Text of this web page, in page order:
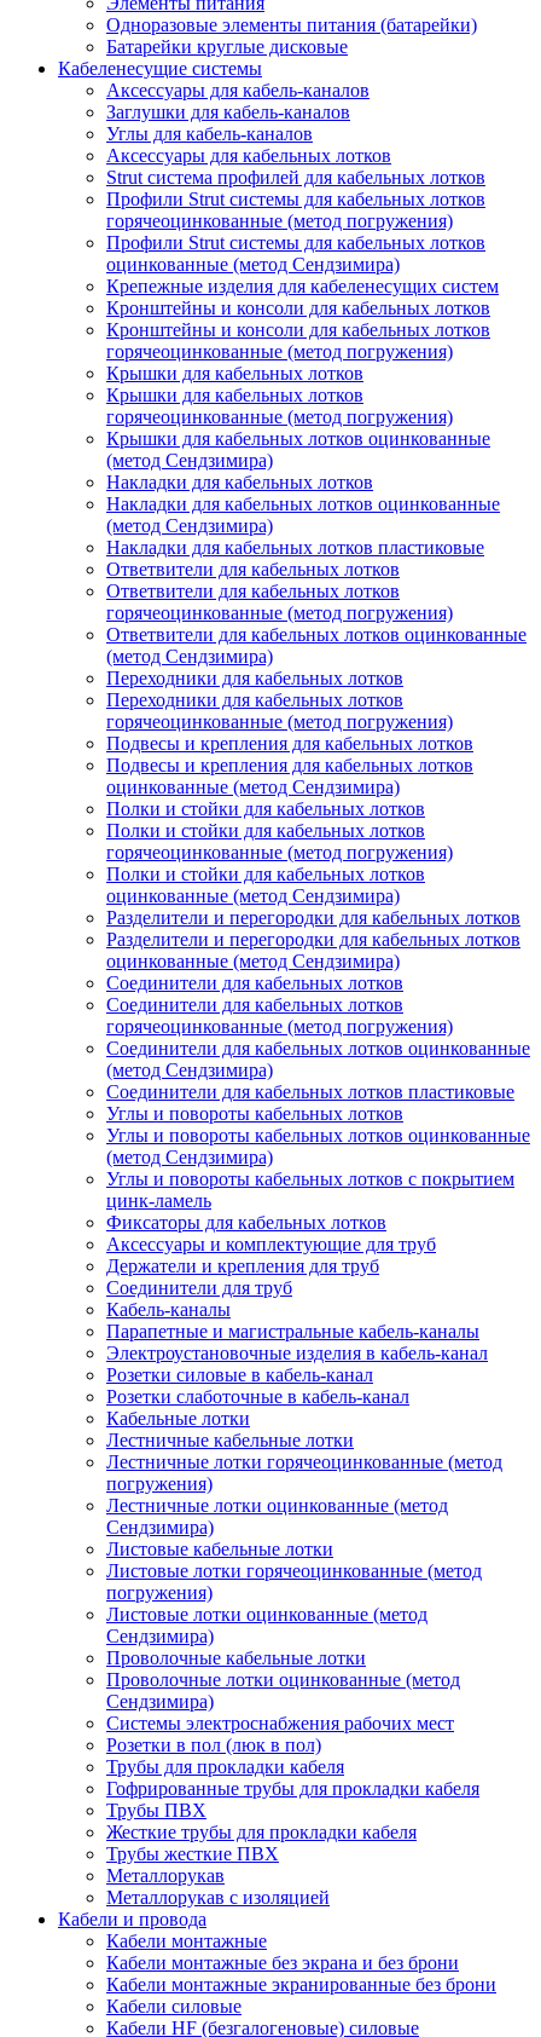
Одноразовые элементы питания (батарейки)
Батарейки круглые дисковые
Кабеленесущие системы
Аксессуары для кабель-каналов
Заглушки для кабель-каналов
Углы для кабель-каналов
Аксессуары для кабельных лотков
Strut система профилей для кабельных лотков
Профили Strut системы для кабельных лотков
горячеоцинкованные (метод погружения)
Профили Strut системы для кабельных лотков
оцинкованные (метод Сендзимира)
Крепежные изделия для кабеленесущих систем
Кронштейны и консоли для кабельных лотков
Кронштейны и консоли для кабельных лотков
горячеоцинкованные (метод погружения)
Крышки для кабельных лотков
Крышки для кабельных лотков
горячеоцинкованные (метод погружения)
Крышки для кабельных лотков оцинкованные
(метод Сендзимира)
Накладки для кабельных лотков
Накладки для кабельных лотков оцинкованные
(метод Сендзимира)
Накладки для кабельных лотков пластиковые
Ответвители для кабельных лотков
Ответвители для кабельных лотков
горячеоцинкованные (метод погружения)
Ответвители для кабельных лотков оцинкованные
(метод Сендзимира)
Переходники для кабельных лотков
Переходники для кабельных лотков
горячеоцинкованные (метод погружения)
Подвесы и крепления для кабельных лотков
Подвесы и крепления для кабельных лотков
оцинкованные (метод Сендзимира)
Полки и стойки для кабельных лотков
Полки и стойки для кабельных лотков
горячеоцинкованные (метод погружения)
Полки и стойки для кабельных лотков
оцинкованные (метод Сендзимира)
Разделители и перегородки для кабельных лотков
Разделители и перегородки для кабельных лотков
оцинкованные (метод Сендзимира)
Соединители для кабельных лотков
Соединители для кабельных лотков
горячеоцинкованные (метод погружения)
Соединители для кабельных лотков оцинкованные
(метод Сендзимира)
Соединители для кабельных лотков пластиковые
Углы и повороты кабельных лотков
Углы и повороты кабельных лотков оцинкованные
(метод Сендзимира)
Углы и повороты кабельных лотков с покрытием
цинк-ламель
Фиксаторы для кабельных лотков
Аксессуары и комплектующие для труб
Держатели и крепления для труб
Соединители для труб
Кабель-каналы
Парапетные и магистральные кабель-каналы
Электроустановочные изделия в кабель-канал
Розетки силовые в кабель-канал
Розетки слаботочные в кабель-канал
Кабельные лотки
Лестничные кабельные лотки
Лестничные лотки горячеоцинкованные (метод
погружения)
Лестничные лотки оцинкованные (метод
Сендзимира)
Листовые кабельные лотки
Листовые лотки горячеоцинкованные (метод
погружения)
Листовые лотки оцинкованные (метод
Сендзимира)
Проволочные кабельные лотки
Проволочные лотки оцинкованные (метод
Сендзимира)
Системы электроснабжения рабочих мест
Розетки в пол (люк в пол)
Трубы для прокладки кабеля
Гофрированные трубы для прокладки кабеля
Трубы ПВХ
Жесткие трубы для прокладки кабеля
Трубы жесткие ПВХ
Металлорукав
Металлорукав с изоляцией
Кабели и провода
Кабели монтажные
Кабели монтажные без экрана и без брони
Кабели монтажные экранированные без брони
Кабели силовые
Кабели HF (безгалогеновые) силовые